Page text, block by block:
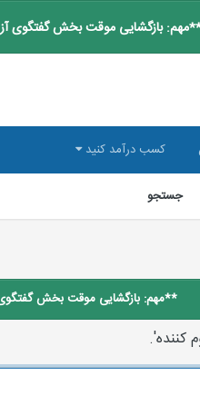
بازگشایی موقت بخش گفتگوی
جستجو
کسب درآمد کنید
**مهم: بازگشایی موقت بخش گفتگوی
کننده'.